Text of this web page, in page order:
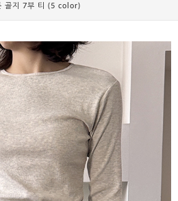
골지 7부 티 (5 color)